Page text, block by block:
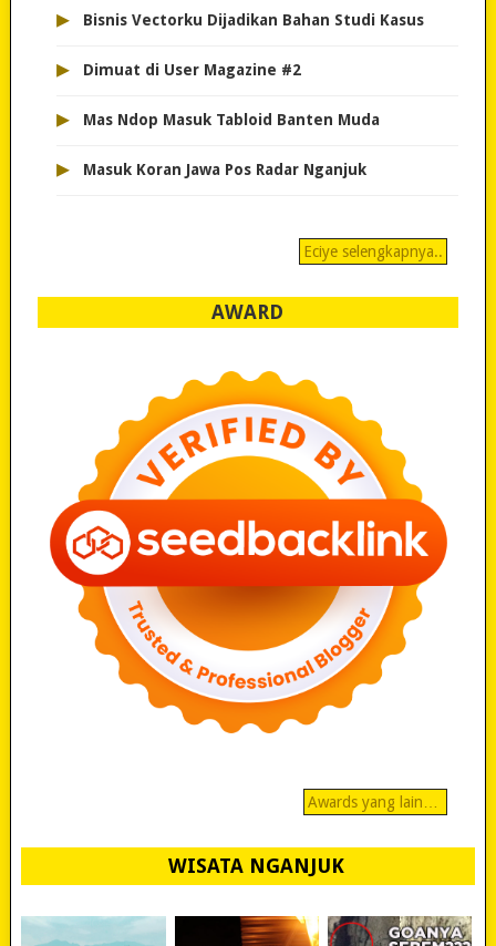
▸ Bisnis Vectorku Dijadikan Bahan Studi Kasus
▸ Dimuat di User Magazine #2
▸ Mas Ndop Masuk Tabloid Banten Muda
▸ Masuk Koran Jawa Pos Radar Nganjuk
Eciye selengkapnya..
AWARD
Awards yang lain…
WISATA NGANJUK